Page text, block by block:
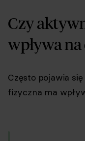
Czy
wpływa
Często pojawia
fizyczna ma